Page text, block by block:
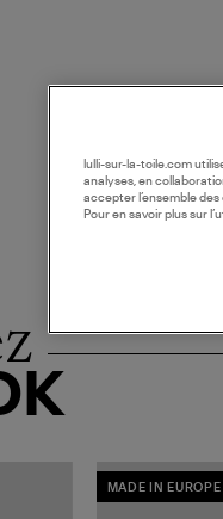
MADE IN EUROPE
lulli-sur-la-toile.com
analyses, en
accepter l’ensemble
Pour en savoir plus sur